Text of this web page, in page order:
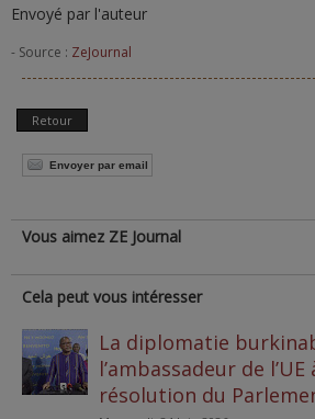
Envoyé par l'auteur
- Source : ZeJournal
Retour
Envoyer par email
Vous aimez ZE Journal
Cela peut vous intéresser
La diplomatie
l’ambassadeur de
résolution du